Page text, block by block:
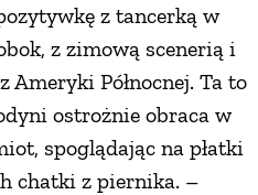
z tancerką w
z zimową scenerią i
Ameryki Północnej. Ta to
ostrożnie obraca w
spoglądając na płatki
chatki z piernika. –